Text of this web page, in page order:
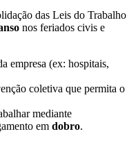
das Leis do Trabalho
nos feriados civis e
empresa (ex: hospitais,
coletiva que permita o
mediante
em dobro.